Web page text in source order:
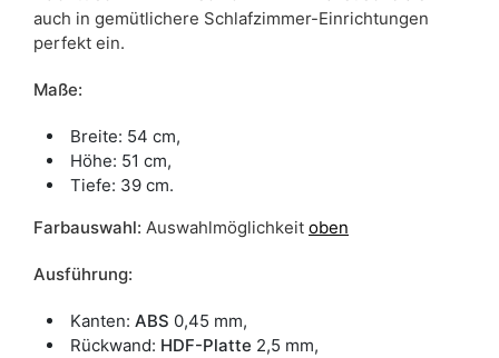
auch in gemütlichere Schlafzimmer-Einrichtungen
perfekt ein.
Maße:
Breite: 54 cm,
Höhe: 51 cm,
Tiefe: 39 cm.
Farbauswahl: Auswahlmöglichkeit oben
Ausführung:
Kanten: ABS 0,45 mm,
Rückwand: HDF-Platte 2,5 mm,